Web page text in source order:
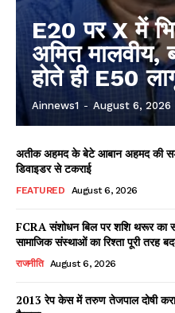
E20 पर X में
अमित मालवीय,
होते ही E50
Ainnews1 - August 6, 2026
अतीक अहमद के बेटे आबान अहमद की
डिवाइडर से टकराई
FEATURED August 6, 2026
FCRA संशोधन बिल पर शशि थरूर का
सामाजिक संस्थाओं का रिश्ता पूरी तरह
राजनीति August 6, 2026
2013 रेप केस में तरुण तेजपाल दोषी